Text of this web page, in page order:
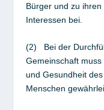
Bürger und zu
Interessen bei.
(2) Bei der
Gemeinschaft
und Gesundheit des
Menschen